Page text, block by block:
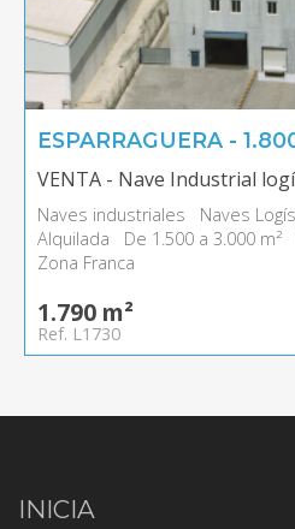
ESPARRAGUERA -
VENTA - Nave Industrial
Naves industriales Naves
Alquilada
De 1.500 a 3.000 m²
Zona Franca
1.790 m²
Ref. L1730
INICIA